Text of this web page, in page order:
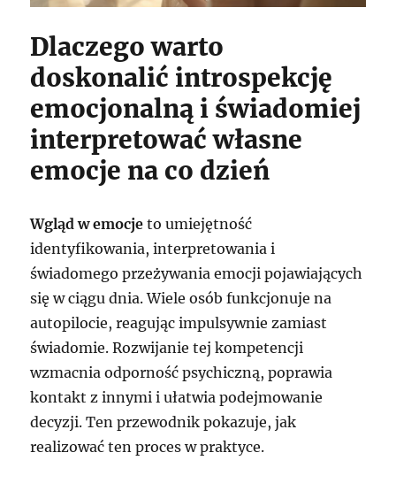
Dlaczego warto
doskonalić introspekcję
emocjonalną i świadomiej
interpretować własne
emocje na co dzień
Wgląd w emocje to umiejętność
identyfikowania, interpretowania i
świadomego przeżywania emocji pojawiających
się w ciągu dnia. Wiele osób funkcjonuje na
autopilocie, reagując impulsywnie zamiast
świadomie. Rozwijanie tej kompetencji
wzmacnia odporność psychiczną, poprawia
kontakt z innymi i ułatwia podejmowanie
decyzji. Ten przewodnik pokazuje, jak
realizować ten proces w praktyce.